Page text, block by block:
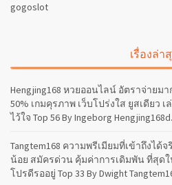
gogoslot
เรื่องล่า
Hengjing168 หวยออนไลน์ อัตราจ่ายม
50% เกมคุรภาพ เว็บโปร่งใส ยูสเดียว
ไว้ใจ Top 56 By Ingeborg
Tangtem168 ความพรีเมียมที่เข้าถึงได้
น้อย สมัครด่วน คุ้มค่าการเดิมพัน ที่สุด
โปรดีรออยู่ Top 33 By Dwight